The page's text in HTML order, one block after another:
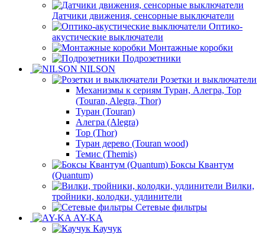
Датчики движения, сенсорные выключатели
Оптико-
акустические выключатели
Монтажные коробки
Подрозетники
NILSON
Розетки и выключатели
Механизмы к сериям Туран, Алегра, Тор
(Touran, Alegra, Thor)
Туран (Touran)
Алегра (Alegra)
Тор (Thor)
Туран дерево (Touran wood)
Темис (Themis)
Боксы Квантум
(Quantum)
Вилки,
тройники, колодки, удлинители
Сетевые фильтры
AY-KA
Каучук